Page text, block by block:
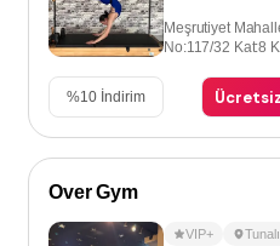
Meşrutiyet
No:117/32 Kat:8
%10 İndirim
Over Gym
VIP+ Tunalı